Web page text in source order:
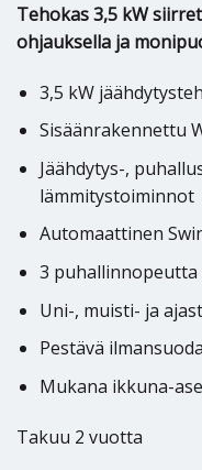
Tehokas 3,5 kW
ohjauksella ja
3,5 kW
Sisäänrakennettu
Jäähdytys-,
lämmitystoiminnot
Automaattinen
3 puhallinnopeutta
Uni-, muisti- ja
Pestävä
Mukana ikkuna-
Takuu 2 vuotta